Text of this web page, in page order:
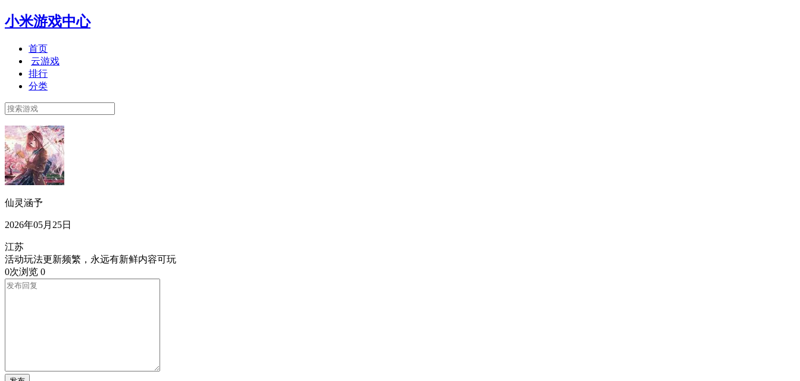
小米游戏中心
首页
云游戏
排行
分类
仙灵涵予
2026年05月25日
江苏
活动玩法更新频繁，永远有新鲜内容可玩
0次浏览 0